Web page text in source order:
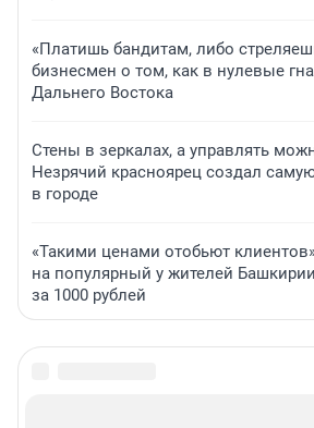
«Платишь бандитам, либо
бизнесмен о том, как в нулевые
Дальнего Востока
Стены в зеркалах, а управлять
Незрячий красноярец создал
в городе
«Такими ценами отобьют
на популярный у жителей
за 1000 рублей